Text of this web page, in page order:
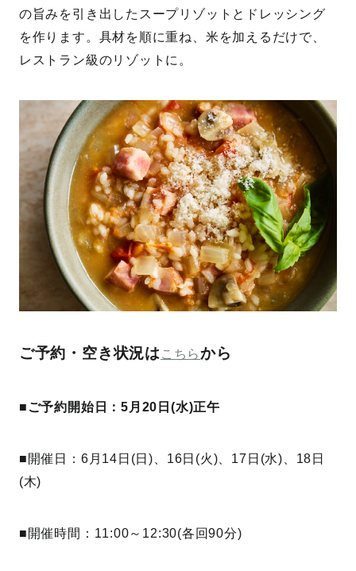
の旨みを引き出したスープリゾットとドレッシング
を作ります。具材を順に重ね、米を加えるだけで、
レストラン級のリゾットに。
ご予約・空き状況はこちらから
■ご予約開始日：5月20日(水)正午
■開催日：6月14日(日)、16日(火)、17日(水)、18日
(木)
■開催時間：11:00～12:30(各回90分)